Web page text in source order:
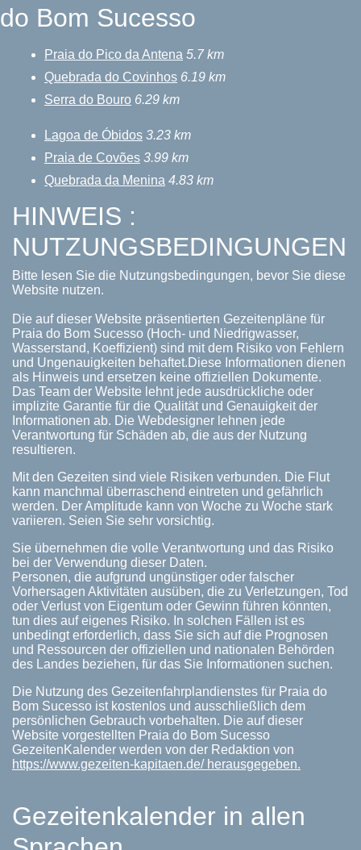
do Bom Sucesso
Praia do Pico da Antena 5.7 km
Quebrada do Covinhos 6.19 km
Serra do Bouro 6.29 km
Lagoa de Óbidos 3.23 km
Praia de Covões 3.99 km
Quebrada da Menina 4.83 km
HINWEIS :
NUTZUNGSBEDINGUNGEN
Bitte lesen Sie die Nutzungsbedingungen, bevor Sie diese
Website nutzen.
Die auf dieser Website präsentierten Gezeitenpläne für
Praia do Bom Sucesso (Hoch- und Niedrigwasser,
Wasserstand, Koeffizient) sind mit dem Risiko von Fehlern
und Ungenauigkeiten behaftet.Diese Informationen dienen
als Hinweis und ersetzen keine offiziellen Dokumente.
Das Team der Website lehnt jede ausdrückliche oder
implizite Garantie für die Qualität und Genauigkeit der
Informationen ab. Die Webdesigner lehnen jede
Verantwortung für Schäden ab, die aus der Nutzung
resultieren.
Mit den Gezeiten sind viele Risiken verbunden. Die Flut
kann manchmal überraschend eintreten und gefährlich
werden. Der Amplitude kann von Woche zu Woche stark
variieren. Seien Sie sehr vorsichtig.
Sie übernehmen die volle Verantwortung und das Risiko
bei der Verwendung dieser Daten.
Personen, die aufgrund ungünstiger oder falscher
Vorhersagen Aktivitäten ausüben, die zu Verletzungen, Tod
oder Verlust von Eigentum oder Gewinn führen könnten,
tun dies auf eigenes Risiko. In solchen Fällen ist es
unbedingt erforderlich, dass Sie sich auf die Prognosen
und Ressourcen der offiziellen und nationalen Behörden
des Landes beziehen, für das Sie Informationen suchen.
Die Nutzung des Gezeitenfahrplandienstes für Praia do
Bom Sucesso ist kostenlos und ausschließlich dem
persönlichen Gebrauch vorbehalten. Die auf dieser
Website vorgestellten Praia do Bom Sucesso
GezeitenKalender werden von der Redaktion von
https://www.gezeiten-kapitaen.de/ herausgegeben.
Gezeitenkalender in allen